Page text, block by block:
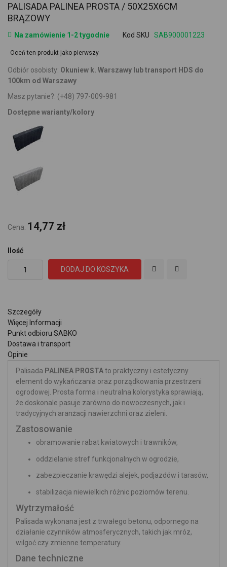
PALISADA PALINEA PROSTA / 50X25X6CM
BRĄZOWY
Na zamówienie 1-2 tygodnie Kod SKU SAB900001223
Oceń ten produkt jako pierwszy
Odbiór osobisty: Okuniew k. Warszawy lub transport HDS do
100km od Warszawy
Masz pytanie?: (+48) 797-009-981
Dostępne warianty/kolory
Cena: 14,77 zł
Ilość
DODAJ DO KOSZYKA
Szczegóły
Więcej Informacji
Punkt odbioru SABKO
Dostawa i transport
Opinie
Palisada PALINEA PROSTAto praktyczny i estetyczny
element do wykańczania oraz porządkowania przestrzeni
ogrodowej. Prosta forma i neutralna kolorystyka sprawiają,
że doskonale pasuje zarówno do nowoczesnych, jak i
tradycyjnych aranżacji nawierzchni oraz zieleni.
Zastosowanie
obramowanie rabat kwiatowych i trawników,
oddzielanie stref funkcjonalnych w ogrodzie,
zabezpieczanie krawędzi alejek, podjazdów i tarasów,
stabilizacja niewielkich różnic poziomów terenu.
Wytrzymałość
Palisada wykonana jest z trwałego betonu, odpornego na
działanie czynników atmosferycznych, takich jak mróz,
wilgoć czy zmienne temperatury.
Dane techniczne